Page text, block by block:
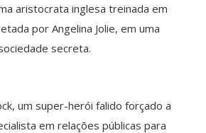
aristocrata inglesa treinada em
por Angelina Jolie, em uma
secreta.
um super-herói falido forçado a
em relações públicas para